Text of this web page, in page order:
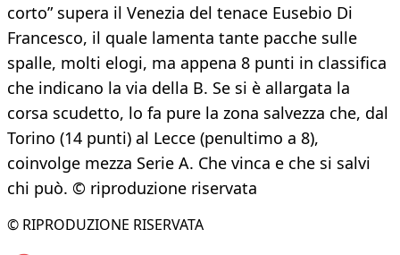
corto” supera il Venezia del tenace Eusebio Di
Francesco, il quale lamenta tante pacche sulle
spalle, molti elogi, ma appena 8 punti in classifica
che indicano la via della B. Se si è allargata la
corsa scudetto, lo fa pure la zona salvezza che, dal
Torino (14 punti) al Lecce (penultimo a 8),
coinvolge mezza Serie A. Che vinca e che si salvi
chi può. © riproduzione riservata
© RIPRODUZIONE RISERVATA